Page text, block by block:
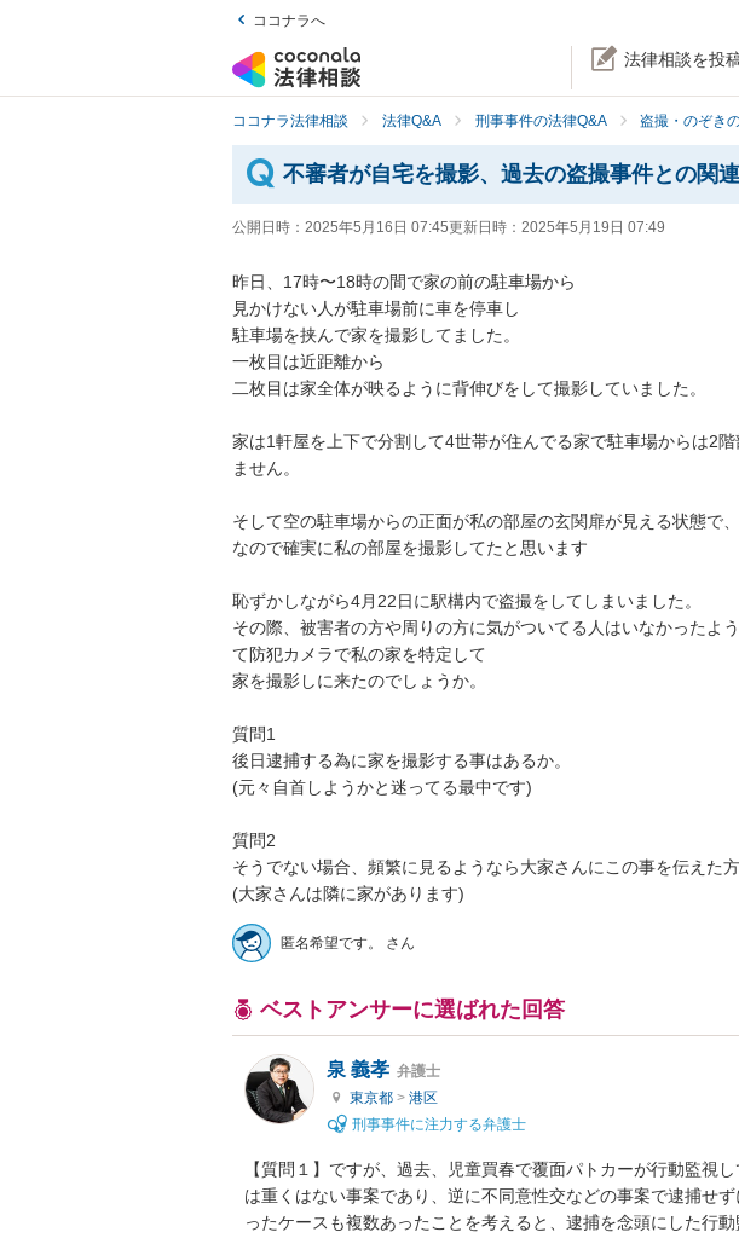
ココナラへ
法律相談を投
ココナラ法律相談 法律Q&A 刑事事件の法律Q&A 盗撮・のぞき
不審者が自宅を撮影、過去の盗撮事件との関
公開日時： 2025年5月16日 07:45更新日時： 2025年5月19日 07:49
昨日、17時〜18時の間で家の前の駐車場から
見かけない人が駐車場前に車を停車し
駐車場を挟んで家を撮影してました。
一枚目は近距離から
二枚目は家全体が映るように背伸びをして撮影していました。
家は1軒屋を上下で分割して4世帯が住んでる家で駐車場からは2
ません。
そして空の駐車場からの正面が私の部屋の玄関扉が見える状態で
なので確実に私の部屋を撮影してたと思います
恥ずかしながら4月22日に駅構内で盗撮をしてしまいました。
その際、被害者の方や周りの方に気がついてる人はいなかったよ
て防犯カメラで私の家を特定して
家を撮影しに来たのでしょうか。
質問1
後日逮捕する為に家を撮影する事はあるか。
(元々自首しようかと迷ってる最中です)
質問2
そうでない場合、頻繁に見るようなら大家さんにこの事を伝えた
(大家さんは隣に家があります)
匿名希望です。 さん
ベストアンサーに選ばれた回答
泉 義孝 弁護士
東京都 > 港区
刑事事件に注力する弁護士
【質問１】ですが、過去、児童買春で覆面パトカーが行動監視
は重くはない事案であり、逆に不同意性交などの事案で逮捕せ
ったケースも複数あったことを考えると、逮捕を念頭にした行